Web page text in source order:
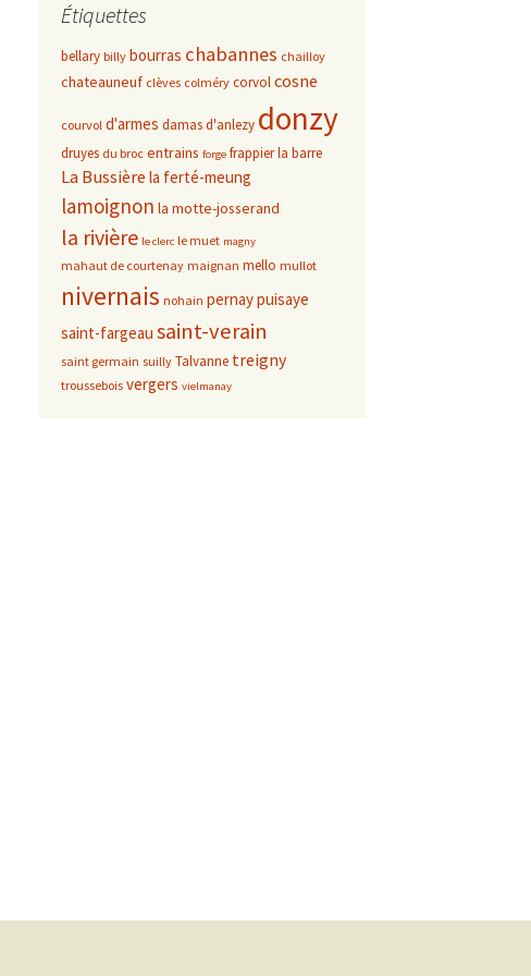
Étiquettes
bellary billy bourras chabannes chailloy
chateauneuf clèves colméry corvolcosne
courvol d'armes damas d'anlezy donzy
druyes du broc entrains forge frappierla barre
La Bussière la ferté-meung
lamoignon la motte-josserand
la rivière le clerc le muet magny
mahaut de courtenay maignan mello mullot
nivernais nohain pernaypuisaye
saint-fargeau saint-verain
saint germain suilly Talvanne treigny
troussebois vergers vielmanay